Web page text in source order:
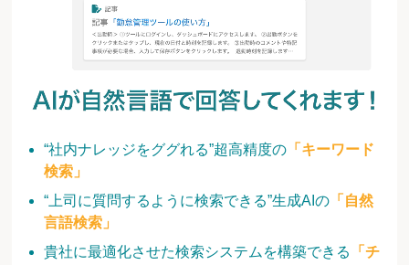
“社内ナレッジをググれる”超高精度の 「キーワード
検索」
“上司に質問するように検索できる”生成AIの 「自然
言語検索」
貴社に最適化させた検索システムを構築できる
「チ